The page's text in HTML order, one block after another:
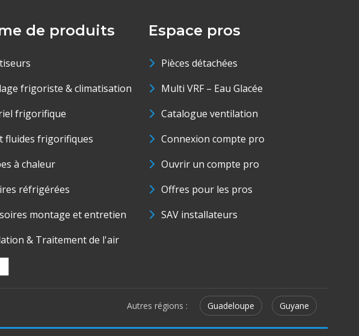
de produits
frigoriste & climatisation
frigorifique
fluides frigorifiques
à chaleur
réfrigérées
montage et entretien
& Traitement de l'air
Espace pros
Pièces détachées
Multi VRF – Eau Glacée
Catalogue ventilation
Connexion compte pro
Ouvrir un compte pro
Offres pour les pros
SAV installateurs
Autres régions : Guadeloupe Guyane